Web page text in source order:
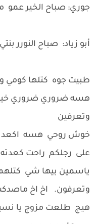
جوري: صباح الخير عمو
أبو زياد: صباح النورر
طبيت جوه كتلها كومي
هسه ضروري ضروري
وتعرفين
خوش روحي هسه اكعد
على رجلكم راحت كعدته
ياسمين بيها شي
وتعرفون. اخ اخ
هيج طلعت مزوج يا